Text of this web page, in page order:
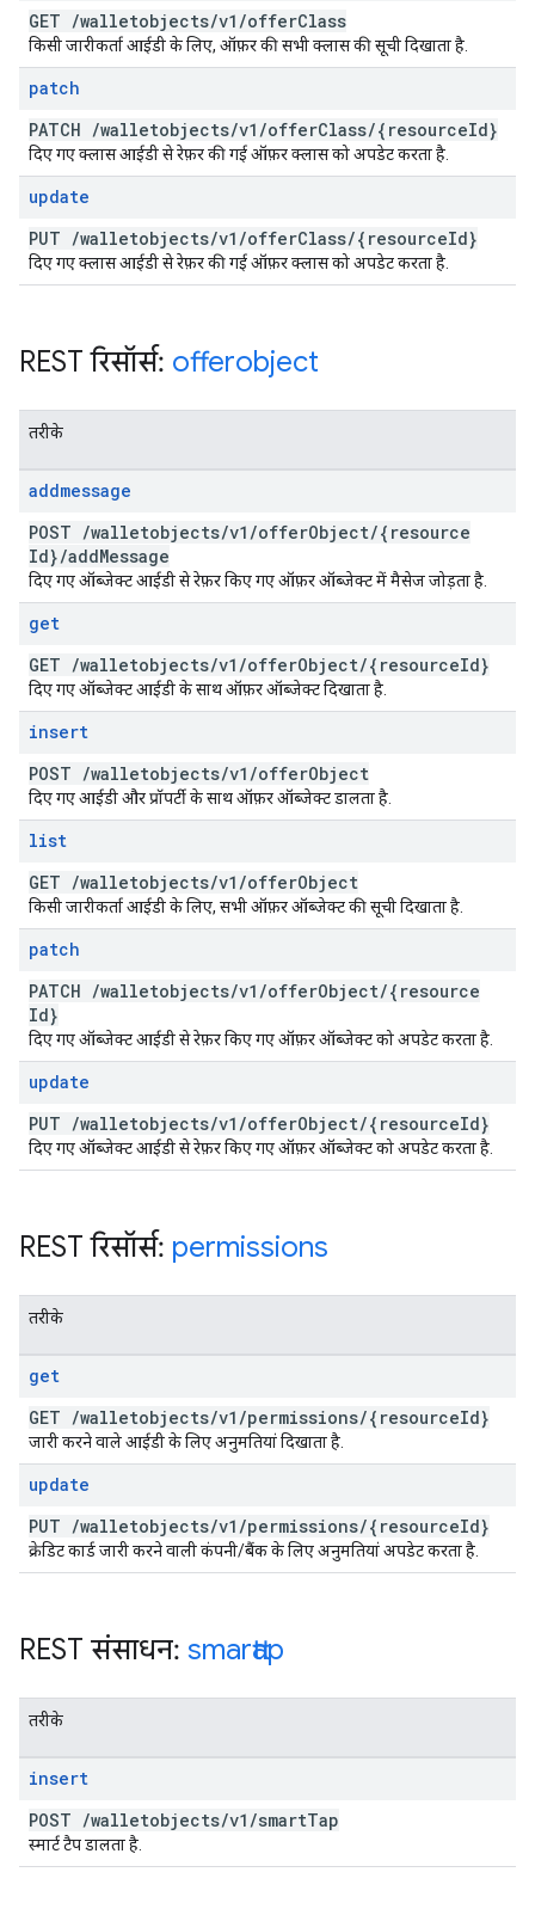
GET /walletobjects/v1 /offerClass
किसी जारीकर्ता आईडी के लिए, ऑफ़र की सभी क्लास की सूची दिखाता है.
patch
PATCH /walletobjects/v1 /offerClass/{resourceId}
दिए गए क्लास आईडी से रेफ़र की गई ऑफ़र क्लास को अपडेट करता है.
update
PUT /walletobjects/v1 /offerClass/{resourceId}
दिए गए क्लास आईडी से रेफ़र की गई ऑफ़र क्लास को अपडेट करता है.
REST रिसॉर्स: offerobject
तरीके
addmessage
POST /walletobjects/v1 /offerObject/{resource
Id}/addMessage
दिए गए ऑब्जेक्ट आईडी से रेफ़र किए गए ऑफ़र ऑब्जेक्ट में मैसेज जोड़ता है.
get
GET /walletobjects/v1 /offerObject/{resourceId}
दिए गए ऑब्जेक्ट आईडी के साथ ऑफ़र ऑब्जेक्ट दिखाता है.
insert
POST /walletobjects/v1 /offerObject
दिए गए आईडी और प्रॉपर्टी के साथ ऑफ़र ऑब्जेक्ट डालता है.
list
GET /walletobjects/v1 /offerObject
किसी जारीकर्ता आईडी के लिए, सभी ऑफ़र ऑब्जेक्ट की सूची दिखाता है.
patch
PATCH /walletobjects/v1 /offerObject/{resource
Id}
दिए गए ऑब्जेक्ट आईडी से रेफ़र किए गए ऑफ़र ऑब्जेक्ट को अपडेट करता है.
update
PUT /walletobjects/v1 /offerObject/{resourceId}
दिए गए ऑब्जेक्ट आईडी से रेफ़र किए गए ऑफ़र ऑब्जेक्ट को अपडेट करता है.
REST रिसॉर्स: permissions
तरीके
get
GET /walletobjects/v1 /permissions/{resourceId}
जारी करने वाले आईडी के लिए अनुमतियां दिखाता है.
update
PUT /walletobjects/v1 /permissions/{resourceId}
क्रेडिट कार्ड जारी करने वाली कंपनी/बैंक के लिए अनुमतियां अपडेट करता है.
REST संसाधन: smarttap
तरीके
insert
POST /walletobjects/v1 /smartTap
स्मार्ट टैप डालता है.